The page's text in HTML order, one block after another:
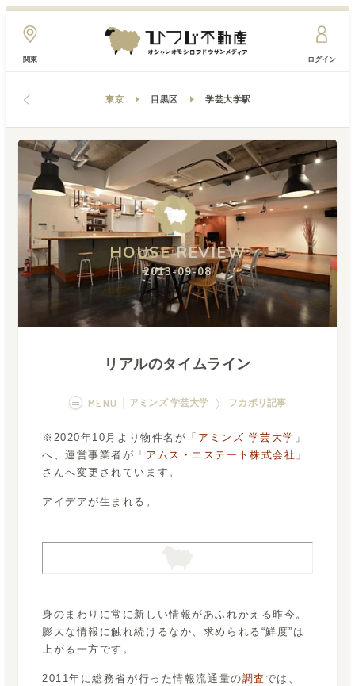
関東 ログイン
東京 目黒区 学芸大学駅
HOUSEREVIEW
2013-09-08
HOUSEREVIEW
2013-09-08
HOUSEREVIEW
2013-09-08
リアルのタイムライン
MENU アミンズ 学芸大学 フカボリ記事
概要 画像一覧
空室状況
フカボリ記事
※2020年10月より物件名が「 アミンズ 学芸大学 」
へ、運営事業者が「 アムス・エステート株式会社 」
さんへ変更されています。
アイデアが生まれる。
身のまわりに常に新しい情報があふれかえる昨今。
膨大な情報に触れ続けるなか、求められる“鮮度”は
上がる一方です。
2011年に総務省が行った情報流通量の調査 では、